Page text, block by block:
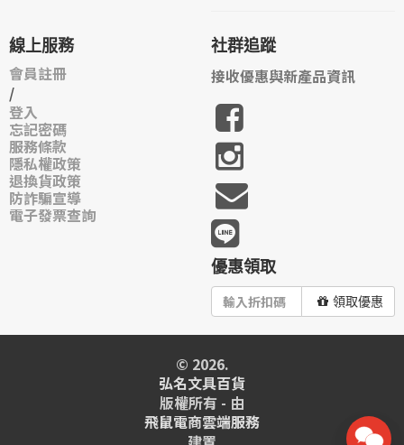
線上服務
會員註冊
/
登入
忘記密碼
服務條款
隱私權政策
退換貨政策
防詐騙宣導
電子發票查詢
社群追蹤
接收優惠與新產品資訊
優惠領取
領取優惠
© 2026.
弘名文具百貨
版權所有 - 由
飛鼠電商雲端服務